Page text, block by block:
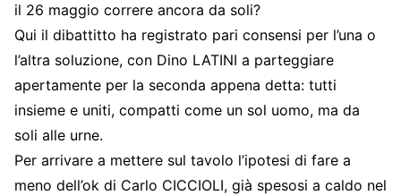
il 26 maggio correre ancora da soli?
Qui il dibattitto ha registrato pari consensi per l’una o
l’altra soluzione, con Dino LATINI a parteggiare
apertamente per la seconda appena detta: tutti
insieme e uniti, compatti come un sol uomo, ma da
soli alle urne.
Per arrivare a mettere sul tavolo l’ipotesi di fare a
meno dell’ok di Carlo CICCIOLI, già spesosi a caldo nel